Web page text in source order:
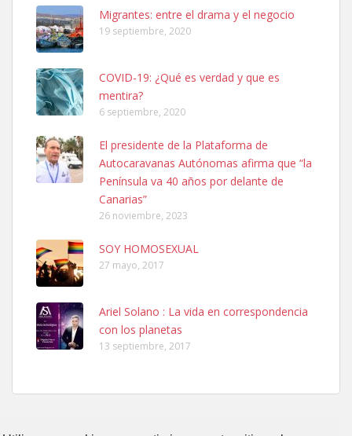
Leales.org » Gran Canaria
Ninfa perdida
El día 5 se los perdió una ninfa papillera, asustada tiene miedo a la
calle, se perdió por la zon...
Leales.org » Gran Canaria
6.7.2025
Adopcion
Busco casa de acogida para mi perrita ya que por temas de trabajo
no la puedo tener. Solo gente r...
Migrantes: entre el drama y el negocio
19 septiembre, 2020
COVID-19: ¿Qué es verdad y que es
mentira?
6 septiembre, 2020
El presidente de la Plataforma de
Autocaravanas Autónomas afirma que “la
Península va 40 años por delante de
Canarias”
26 noviembre, 2023
SOY HOMOSEXUAL
27 mayo, 2017
Ariel Solano : La vida en correspondencia
con los planetas
13 septiembre, 2017